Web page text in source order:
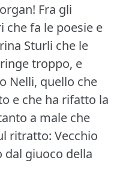
Fra gli
fa le poesie e
Sturli che le
troppo, e
Nelli, quello che
e che ha rifatto la
a male che
ritratto: Vecchio
dal giuoco della